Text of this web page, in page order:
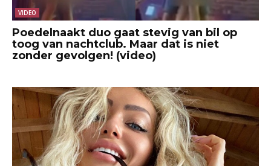
VIDEO
Poedelnaakt duo gaat stevig van bil op
toog van nachtclub. Maar dat is niet
zonder gevolgen! (video)